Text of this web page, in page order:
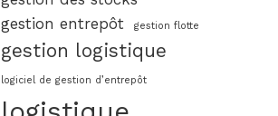
gestion entrepôt
gestion flotte
gestion logistique
logiciel de gestion d’entrepôt